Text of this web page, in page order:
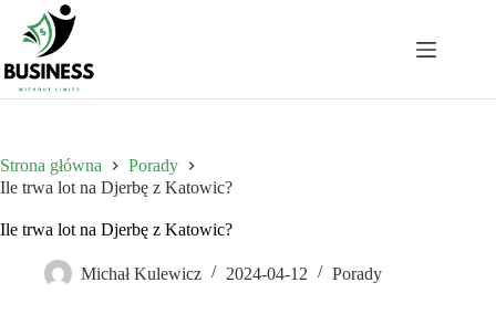
Przejdź
treści
Strona główna
Porady
Ile trwa lot na Djerbę z Katowic?
Ile trwa lot na Djerbę z Katowic?
Michał Kulewicz 2024-04-12 Porady